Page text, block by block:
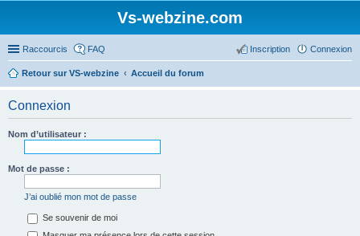
Vs-webzine.com
Raccourcis FAQ Connexion
Inscription
Retour sur VS-webzine Accueil du forum
Connexion
Nom d’utilisateur :
Mot de passe :
J’ai oublié mon mot de passe
Se souvenir de moi